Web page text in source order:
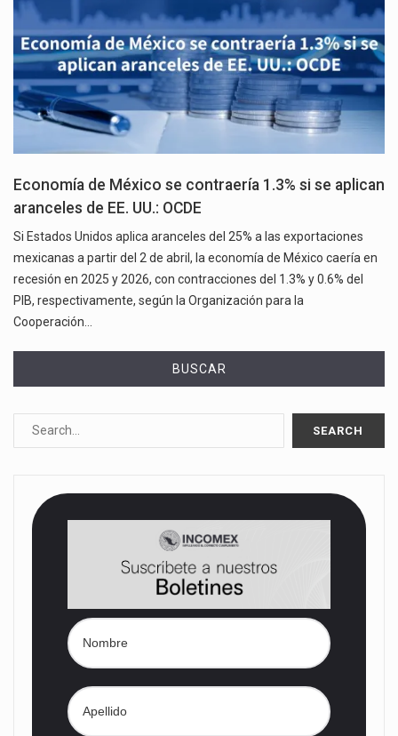
Economía de México se contraería 1.3% si se aplican
aranceles de EE. UU.: OCDE
Si Estados Unidos aplica aranceles del 25% a las exportaciones
mexicanas a partir del 2 de abril, la economía de México caería en
recesión en 2025 y 2026, con contracciones del 1.3% y 0.6% del
PIB, respectivamente, según la Organización para la
Cooperación…
BUSCAR